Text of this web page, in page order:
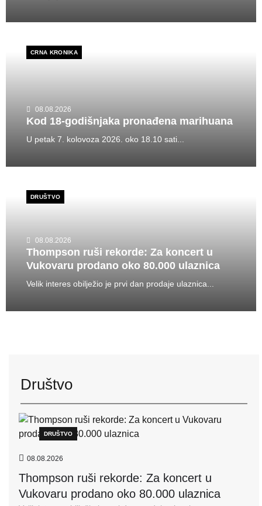
CRNA KRONIKA
08.08.2026
Kod 18-godišnjaka pronađena marihuana
U petak 7. kolovoza 2026. oko 18.10 sati...
DRUŠTVO
08.08.2026
Thompson ruši rekorde: Za koncert u
Vukovaru prodano oko 80.000 ulaznica
Velik interes obilježio je prvi dan prodaje ulaznica...
Društvo
DRUŠTVO
08.08.2026
Thompson ruši rekorde: Za koncert u
Vukovaru prodano oko 80.000 ulaznica